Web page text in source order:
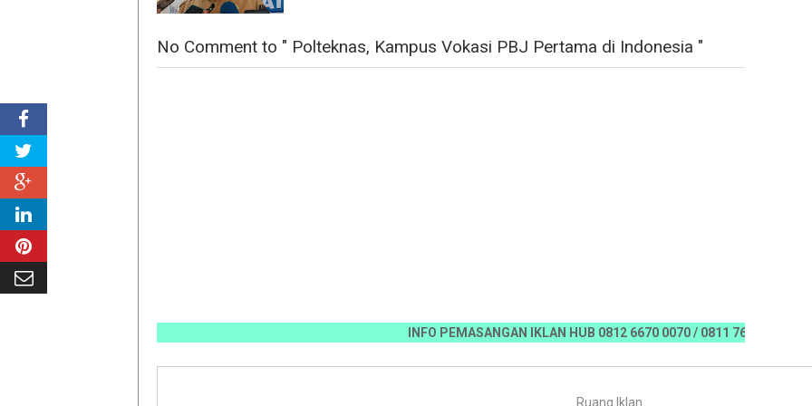
No Comment to " Polteknas, Kampus Vokasi PBJ Pertama di Indonesia "
INFO PEMASANGAN IKLAN HUB 0812 6670 0070 / 0811 7673 35,
Ruang Iklan